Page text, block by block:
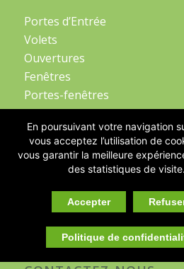
Portes d’Entrée
Volets
Ouvertures
Fenêtres
Portes-fenêtres
Portes de Garage
Stores
Stores Intérieurs
Portails et Clôtures
En poursuivant votre navigation
vous acceptez l’utilisation de
vous garantir la meilleure
des statistiques de visite.
Accepter
Politique de